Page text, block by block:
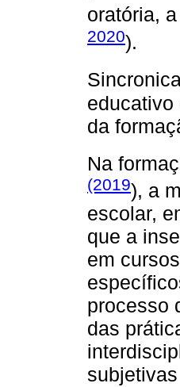
oratória,
2020).
educativo
da
Na
(2019), a
escolar,
que a
em
processo
das